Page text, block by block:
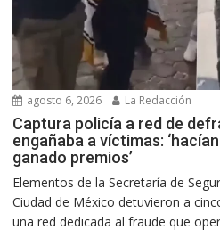
agosto 6, 2026 La Redacción
Captura policía a red de
engañaba a víctimas:
ganado premios’
Elementos de la Secretaría de
Ciudad de México detuvieron a
una red dedicada al fraude que